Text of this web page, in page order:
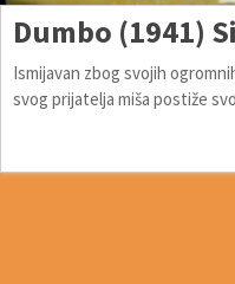
Dumbo (1941)
Ismijavan zbog svojih
svog prijatelja miša postiže